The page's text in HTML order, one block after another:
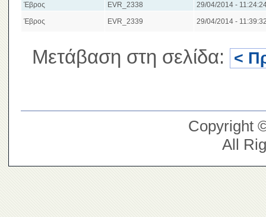
Έβρος
EVR_2338
29/04/2014 -
Έβρος
EVR_2339 29/04/2014 -
Μετάβαση στη σελίδα: <
Copyright
All